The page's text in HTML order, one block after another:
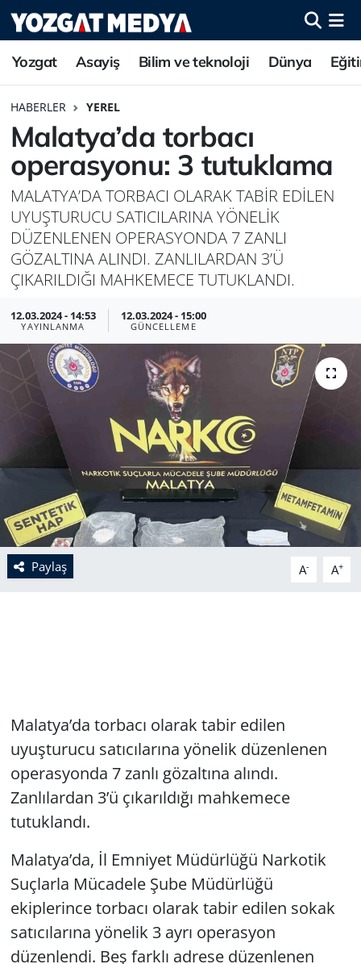
Yozgat Asayiş Bilim ve teknoloji Dünya
HABERLER YEREL
Malatya’da torbacı
operasyonu: 3 tutuklama
MALATYA’DA TORBACI OLARAK TABİR EDİLEN
UYUŞTURUCU SATICILARINA YÖNELİK
DÜZENLENEN OPERASYONDA 7 ZANLI
GÖZALTINA ALINDI. ZANLILARDAN 3’Ü
ÇIKARILDIĞI MAHKEMECE TUTUKLANDI.
12.03.2024 - 14:53
YAYINLANMA
12.03.2024 - 15:00
GÜNCELLEME
Paylaş A- A+
Malatya’da torbacı olarak tabir edilen
uyuşturucu satıcılarına yönelik düzenlenen
operasyonda 7 zanlı gözaltına alındı.
Zanlılardan 3’ü çıkarıldığı mahkemece
tutuklandı.
Malatya’da, İl Emniyet Müdürlüğü Narkotik
Suçlarla Mücadele Şube Müdürlüğü
ekiplerince torbacı olarak tabir edilen sokak
satıcılarına yönelik 3 ayrı operasyon
düzenlendi. Beş farklı adrese düzenlenen